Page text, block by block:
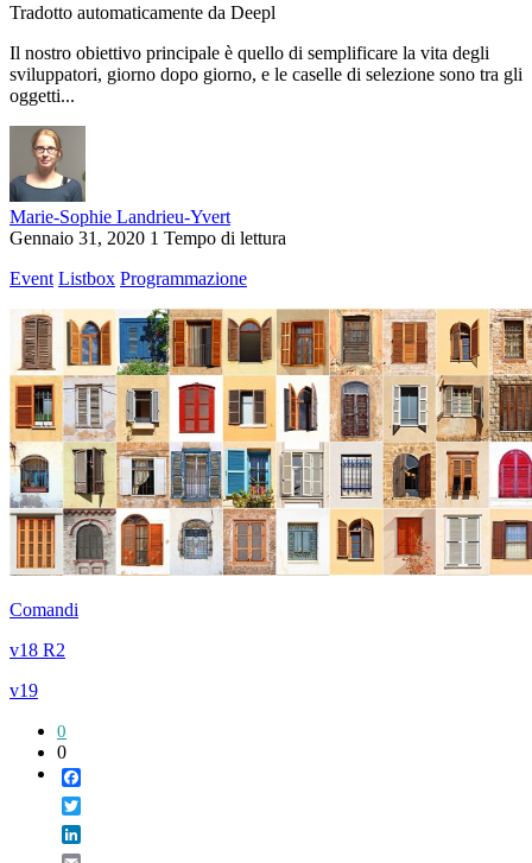
Tradotto automaticamente da Deepl
Il nostro obiettivo principale è quello di semplificare la vita degli
sviluppatori, giorno dopo giorno, e le caselle di selezione sono tra gli
oggetti...
Marie-Sophie Landrieu-Yvert
Gennaio 31, 2020 1 Tempo di lettura
Event Listbox Programmazione
Comandi
v18 R2
v19
0
0